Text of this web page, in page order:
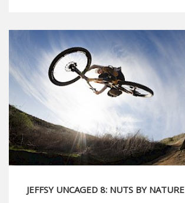
JEFFSY UNCAGED 8: NUTS BY NATURE